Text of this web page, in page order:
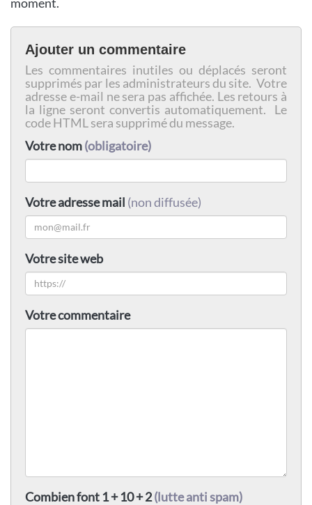
Ajouter un commentaire
Les commentaires inutiles ou déplacés seront
supprimés par les administrateurs du site. Votre
adresse e-mail ne sera pas affichée. Les retours à
la ligne seront convertis automatiquement. Le
code HTML sera supprimé du message.
Votre nom(obligatoire)
Votre adresse mail (non diffusée)
Votre site web
Votre commentaire
Combien font 1 + 10 + 2(lutte anti spam)